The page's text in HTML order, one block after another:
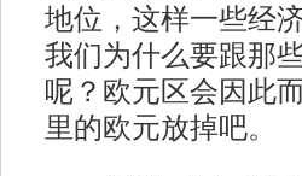
地位，这样一些经
我们为什么要跟那
呢？欧元区会因此
里的欧元放掉吧。